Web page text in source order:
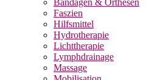
Faszien
Hilfsmittel
Hydrotherapie
Lichttherapie
Lymphdrainage
Massage